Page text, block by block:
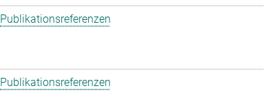
Publikationsreferenzen
Publikationsreferenzen